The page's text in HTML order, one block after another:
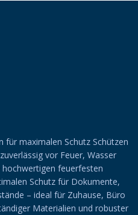
maximalen Schutz Schützen
vor Feuer, Wasser
hochwertigen feuerfesten
Schutz für Dokumente,
– ideal für Zuhause, Büro
Materialien und robuster